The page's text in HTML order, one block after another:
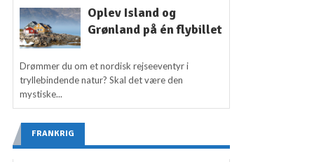
Oplev Island og
Grønland på én flybillet
Drømmer du om et nordisk rejseeventyr i
tryllebindende natur? Skal det være den
mystiske...
FRANKRIG